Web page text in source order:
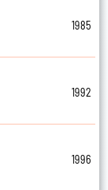
1985
1992
1996